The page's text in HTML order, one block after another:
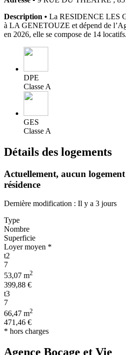
Description • La RESIDENCE LES
à LA GENETOUZE et dépend de
en 2026, elle se compose de 14 locatifs.
DPE
Classe A
GES
Classe A
Détails des logements
Actuellement, aucun
résidence
Dernière modification : Il y a 3 jours
Type
Nombre
Superficie
Loyer moyen *
t2
7
53,07 m2
399,88 €
t3
7
66,47 m2
471,46 €
* hors charges
Agence Bocage et Vie